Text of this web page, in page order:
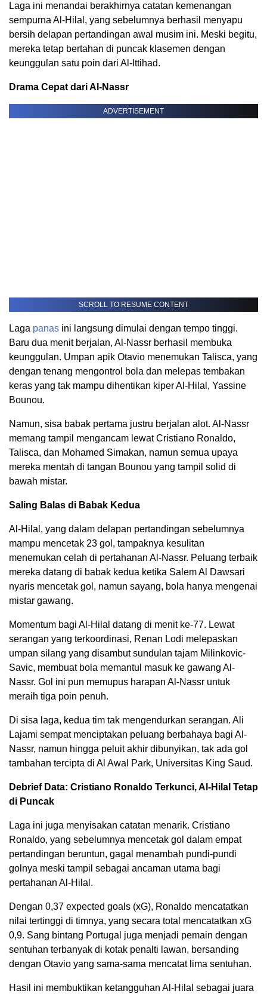
Laga ini menandai berakhirnya catatan kemenangan
sempurna Al-Hilal, yang sebelumnya berhasil menyapu
bersih delapan pertandingan awal musim ini. Meski begitu,
mereka tetap bertahan di puncak klasemen dengan
keunggulan satu poin dari Al-Ittihad.
Drama Cepat dari Al-Nassr
ADVERTISEMENT
SCROLL TO RESUME CONTENT
Laga panas ini langsung dimulai dengan tempo tinggi.
Baru dua menit berjalan, Al-Nassr berhasil membuka
keunggulan. Umpan apik Otavio menemukan Talisca, yang
dengan tenang mengontrol bola dan melepas tembakan
keras yang tak mampu dihentikan kiper Al-Hilal, Yassine
Bounou.
Namun, sisa babak pertama justru berjalan alot. Al-Nassr
memang tampil mengancam lewat Cristiano Ronaldo,
Talisca, dan Mohamed Simakan, namun semua upaya
mereka mentah di tangan Bounou yang tampil solid di
bawah mistar.
Saling Balas di Babak Kedua
Al-Hilal, yang dalam delapan pertandingan sebelumnya
mampu mencetak 23 gol, tampaknya kesulitan
menemukan celah di pertahanan Al-Nassr. Peluang terbaik
mereka datang di babak kedua ketika Salem Al Dawsari
nyaris mencetak gol, namun sayang, bola hanya mengenai
mistar gawang.
Momentum bagi Al-Hilal datang di menit ke-77. Lewat
serangan yang terkoordinasi, Renan Lodi melepaskan
umpan silang yang disambut sundulan tajam Milinkovic-
Savic, membuat bola memantul masuk ke gawang Al-
Nassr. Gol ini pun memupus harapan Al-Nassr untuk
meraih tiga poin penuh.
Di sisa laga, kedua tim tak mengendurkan serangan. Ali
Lajami sempat menciptakan peluang berbahaya bagi Al-
Nassr, namun hingga peluit akhir dibunyikan, tak ada gol
tambahan tercipta di Al Awal Park, Universitas King Saud.
Debrief Data: Cristiano Ronaldo Terkunci, Al-Hilal Tetap
di Puncak
Laga ini juga menyisakan catatan menarik. Cristiano
Ronaldo, yang sebelumnya mencetak gol dalam empat
pertandingan beruntun, gagal menambah pundi-pundi
golnya meski tampil sebagai ancaman utama bagi
pertahanan Al-Hilal.
Dengan 0,37 expected goals (xG), Ronaldo mencatatkan
nilai tertinggi di timnya, yang secara total mencatatkan xG
0,9. Sang bintang Portugal juga menjadi pemain dengan
sentuhan terbanyak di kotak penalti lawan, bersanding
dengan Otavio yang sama-sama mencatat lima sentuhan.
Hasil ini membuktikan ketangguhan Al-Hilal sebagai juara